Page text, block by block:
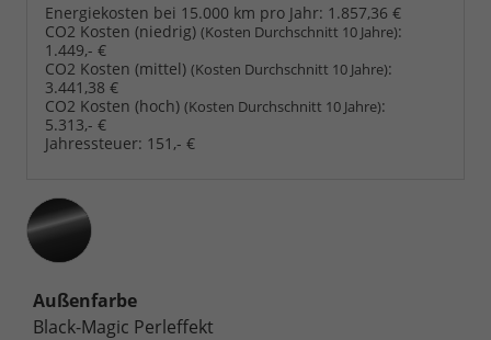
Energiekosten bei 15.000 km pro Jahr: 1.857,36 €
CO2 Kosten (niedrig) (Kosten Durchschnitt 10 Jahre):
1.449,- €
CO2 Kosten (mittel) (Kosten Durchschnitt 10 Jahre):
3.441,38 €
CO2 Kosten (hoch) (Kosten Durchschnitt 10 Jahre):
5.313,- €
Jahressteuer: 151,- €
Außenfarbe
Black-Magic Perleffekt